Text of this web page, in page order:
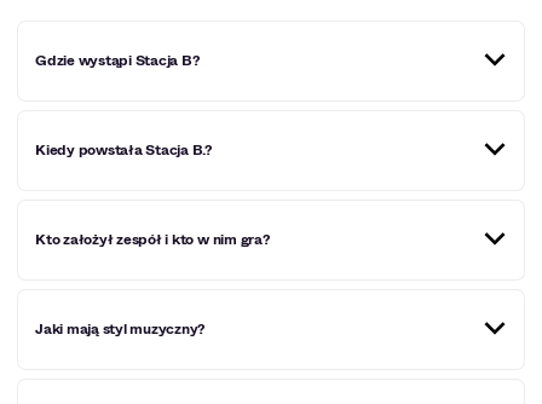
Gdzie wystąpi Stacja B?
Miejscowości, w których Stacja B wystąpi w
Kiedy powstała Stacja B.?
„Ustrzyckiej Sceny Alternatywnej”.
Kto założył zespół i kto w nim gra?
(wokal). Obecny skład uzupełniają Grzegorz Dyjak, Kornel
Jaki mają styl muzyczny?